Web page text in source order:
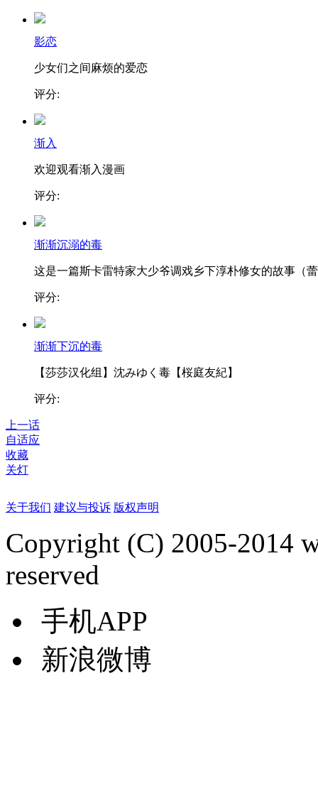
影恋
少女们之间麻烦的爱恋
评分:
渐入
欢迎观看渐入漫画
评分:
渐渐沉溺的毒
这是一篇斯卡雷特家大少爷调戏乡下淳朴修女的故事（
评分:
渐渐下沉的毒
【莎莎汉化组】沈みゆく毒【桜庭友紀】
评分:
上一话
自适应
收藏
关灯
关于我们 建议与投诉 版权声明
Copyright (C) 2005-2014
reserved
手机APP
新浪微博